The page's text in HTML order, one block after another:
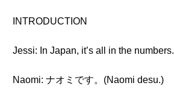
INTRODUCTION
Jessi: In Japan, it’s all in the numbers.
Naomi: ナオミです。(Naomi desu.)